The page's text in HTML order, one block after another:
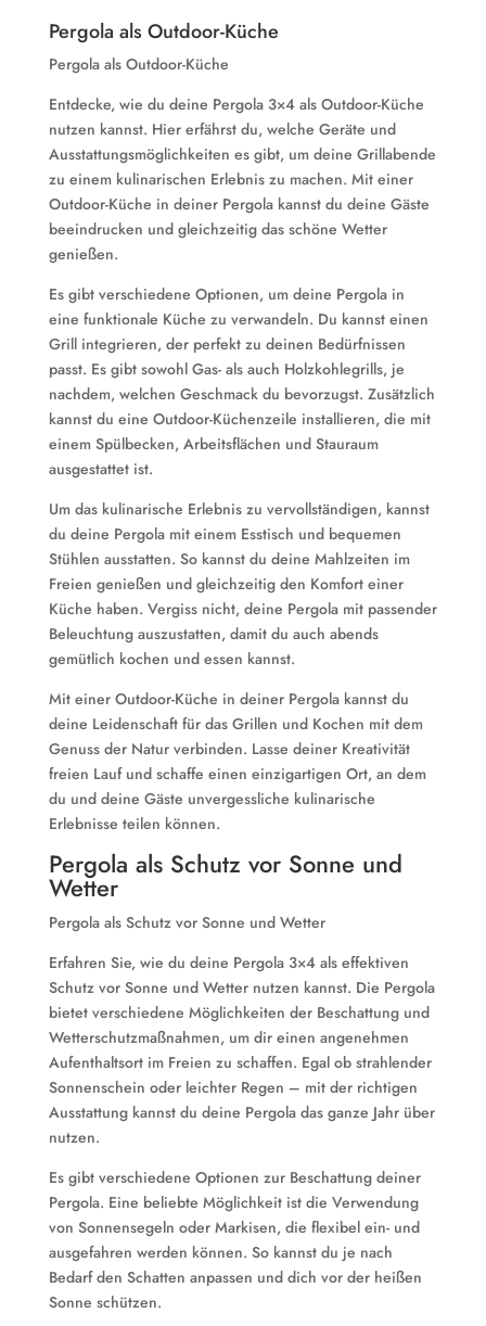
Pergola als Outdoor-Küche
Pergola als Outdoor-Küche
Entdecke, wie du deine Pergola 3×4 als Outdoor-Küche
nutzen kannst. Hier erfährst du, welche Geräte und
Ausstattungsmöglichkeiten es gibt, um deine Grillabende
zu einem kulinarischen Erlebnis zu machen. Mit einer
Outdoor-Küche in deiner Pergola kannst du deine Gäste
beeindrucken und gleichzeitig das schöne Wetter
genießen.
Es gibt verschiedene Optionen, um deine Pergola in
eine funktionale Küche zu verwandeln. Du kannst einen
Grill integrieren, der perfekt zu deinen Bedürfnissen
passt. Es gibt sowohl Gas- als auch Holzkohlegrills, je
nachdem, welchen Geschmack du bevorzugst. Zusätzlich
kannst du eine Outdoor-Küchenzeile installieren, die mit
einem Spülbecken, Arbeitsflächen und Stauraum
ausgestattet ist.
Um das kulinarische Erlebnis zu vervollständigen, kannst
du deine Pergola mit einem Esstisch und bequemen
Stühlen ausstatten. So kannst du deine Mahlzeiten im
Freien genießen und gleichzeitig den Komfort einer
Küche haben. Vergiss nicht, deine Pergola mit passender
Beleuchtung auszustatten, damit du auch abends
gemütlich kochen und essen kannst.
Mit einer Outdoor-Küche in deiner Pergola kannst du
deine Leidenschaft für das Grillen und Kochen mit dem
Genuss der Natur verbinden. Lasse deiner Kreativität
freien Lauf und schaffe einen einzigartigen Ort, an dem
du und deine Gäste unvergessliche kulinarische
Erlebnisse teilen können.
Pergola als Schutz vor Sonne und
Wetter
Pergola als Schutz vor Sonne und Wetter
Erfahren Sie, wie du deine Pergola 3×4 als effektiven
Schutz vor Sonne und Wetter nutzen kannst. Die Pergola
bietet verschiedene Möglichkeiten der Beschattung und
Wetterschutzmaßnahmen, um dir einen angenehmen
Aufenthaltsort im Freien zu schaffen. Egal ob strahlender
Sonnenschein oder leichter Regen – mit der richtigen
Ausstattung kannst du deine Pergola das ganze Jahr über
nutzen.
Es gibt verschiedene Optionen zur Beschattung deiner
Pergola. Eine beliebte Möglichkeit ist die Verwendung
von Sonnensegeln oder Markisen, die flexibel ein- und
ausgefahren werden können. So kannst du je nach
Bedarf den Schatten anpassen und dich vor der heißen
Sonne schützen.